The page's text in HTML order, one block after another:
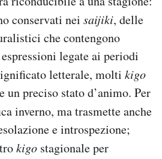
conservati nei saijiki, delle
che contengono
legate ai periodi
letterale, molti kigo
un preciso stato d’animo. Per
inverno, ma trasmette anche
e introspezione;
kigo stagionale per